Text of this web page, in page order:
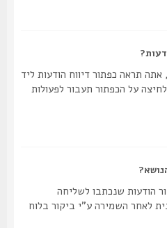
כפתור דיווח הודעות ליד
על הכפתור תעבור לפעולות
שנכתבו לשליחה
השמירה ע"י ביקור בלוח